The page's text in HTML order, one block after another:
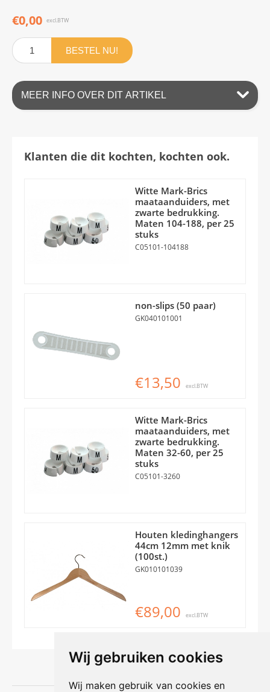
Wij gebruiken cookies
Wij maken gebruik van cookies en
€0,00 excl.BTW
BESTEL NU!
MEER INFO OVER DIT ARTIKEL
Klanten die dit kochten, kochten ook.
Witte Mark-Brics
maataanduiders, met
zwarte bedrukking.
Maten 104-188, per 25
stuks
C05101-104188
non-slips (50 paar)
GK040101001
€13,50 excl.BTW
Witte Mark-Brics
maataanduiders, met
zwarte bedrukking.
Maten 32-60, per 25
stuks
C05101-3260
Houten kledinghangers
44cm 12mm met knik
(100st.)
GK010101039
€89,00 excl.BTW